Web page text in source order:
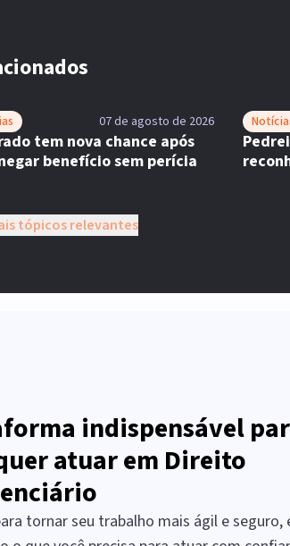
07 de agosto de 2026
tem nova chance após
benefício sem perícia
tópicos relevantes
indispensável
atuar em Direito
tornar seu trabalho mais ágil e seguro,